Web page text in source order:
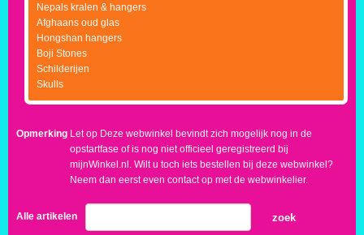
Nepals kralen & hangers
Afghaans oud glas
Hongshan hangers
Boji Stones
Schilderijen
Skulls
Opmerking Let op Deze webwinkel bevindt zich mogelijk nog in de
opstartfase of is nog niet officieel geregistreerd bij
mijnWinkel.nl. Wilt u toch iets bestellen bij deze webwinkel?
Neem dan eerst even contact op met de webwinkelier.
Alle artikelen zoek